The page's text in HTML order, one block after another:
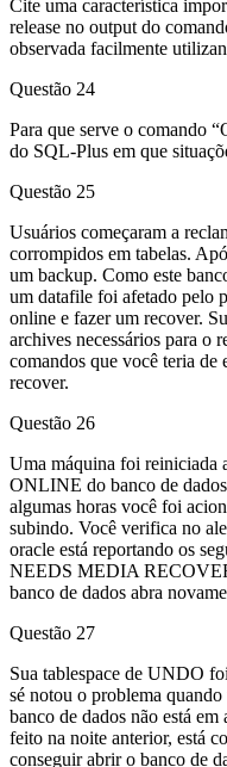
Cite uma característica
release no output do
observada facilmente
Questão 24
Para que serve o
do SQL-Plus em que
Questão 25
Usuários começaram a
corrompidos em tabelas.
um backup. Como este
um datafile foi afetado pelo
online e fazer um recover.
archives necessários para o
comandos que você teria
recover.
Questão 26
Uma máquina foi reiniciada
ONLINE do banco de
algumas horas você foi
subindo. Você verifica no
oracle está reportando os
NEEDS MEDIA
banco de dados abra
Questão 27
Sua tablespace de UNDO
sé notou o problema
banco de dados não está
feito na noite anterior, está
conseguir abrir o banco de